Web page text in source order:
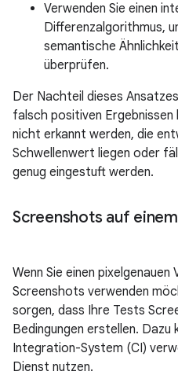
Verwenden Sie einen
Differenzalgorithmus,
semantische
überprüfen.
Der Nachteil dieses
falsch positiven Ergebnissen
nicht erkannt werden, die
Schwellenwert liegen oder
genug eingestuft werden.
Screenshots auf
Wenn Sie einen
Screenshots verwenden
sorgen, dass Ihre Tests
Bedingungen erstellen. Dazu
Integration-System (CI)
Dienst nutzen.